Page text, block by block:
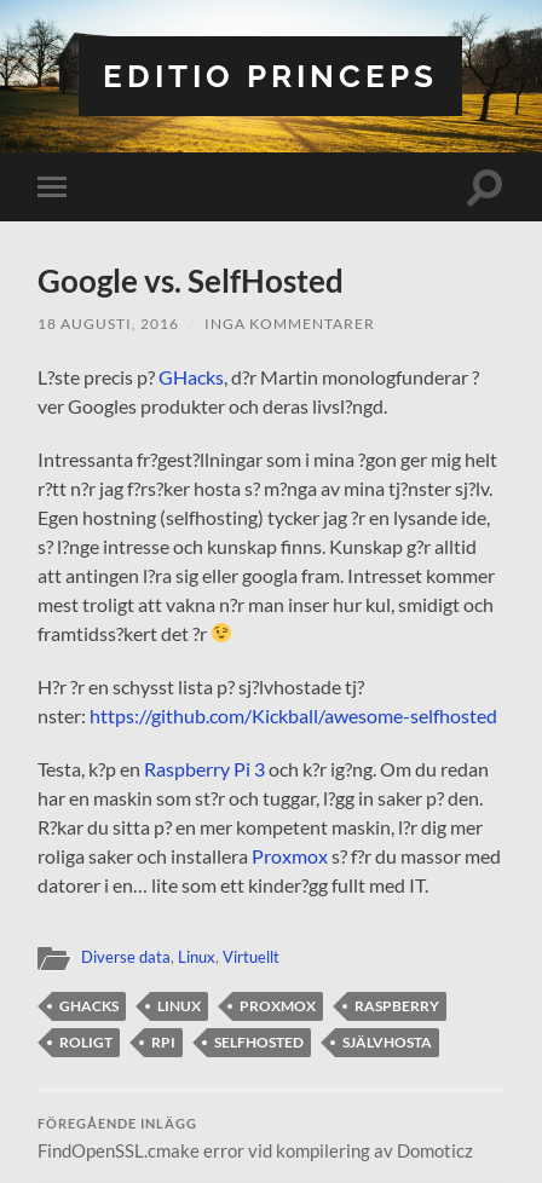
EDITIO PRINCEPS
Slå
på/av
Slå
Google vs. SelfHosted
18 AUGUSTI, 2016 INGA KOMMENTARER
L?ste precis p?GHacks , d?r Martin monologfunderar ?
ver Googles produkter och deras livsl?ngd.
Intressanta fr?gest?llningar som i mina ?gon ger mig helt
r?tt n?r jag f?rs?ker hosta s? m?nga av mina tj?nster sj?lv.
Egen hostning (selfhosting) tycker jag ?r en lysande ide,
s? l?nge intresse och kunskap finns. Kunskap g?r alltid
att antingen l?ra sig eller googla fram. Intresset kommer
mest troligt att vakna n?r man inser hur kul, smidigt och
framtidss?kert det ?r
H?r ?r en schysst lista p? sj?lvhostade tj?
nster: https://github.com/Kickball/awesome-selfhosted
Testa, k?p en Raspberry Pi 3och k?r ig?ng. Om du redan
har en maskin som st?r och tuggar, l?gg in saker p? den.
R?kar du sitta p? en mer kompetent maskin, l?r dig mer
roliga saker och installera Proxmoxs? f?r du massor med
datorer i en… lite som ett kinder?gg fullt med IT.
Diverse data, Linux,Virtuellt
GHACKS LINUX PROXMOX
RASPBERRY
ROLIGT
RPI SELFHOSTED SJÄLVHOSTA
FÖREGÅENDE INLÄGG
FindOpenSSL.cmake error vid kompilering av Domoticz